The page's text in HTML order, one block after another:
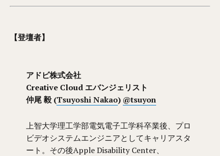
【登壇者】
アドビ株式会社
Creative Cloud エバンジェリスト
仲尾 毅 (Tsuyoshi Nakao) @tsuyon
上智大学理工学部電気電子工学科卒業後、プロ
ビデオシステムエンジニアとしてキャリアスタ
ート。その後Apple Disability Center、